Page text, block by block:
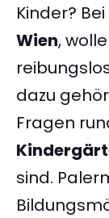
Kinder? Bei
Wien,
dazu
Fragen
sind.